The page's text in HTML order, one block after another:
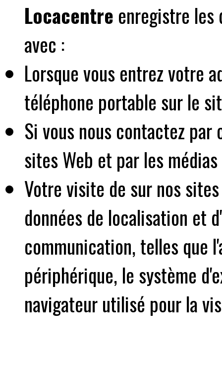
Locacentre enregistre les
avec :
Lorsque vous entrez votre
téléphone portable sur le
Si vous nous contactez
sites Web et par les
Votre visite de sur nos
données de localisation et
communication, telles que
périphérique, le système
navigateur utilisé pour la